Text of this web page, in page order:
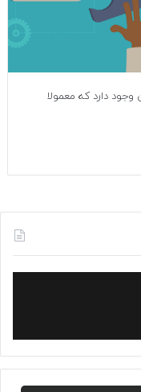
وجود دارد که معمولا